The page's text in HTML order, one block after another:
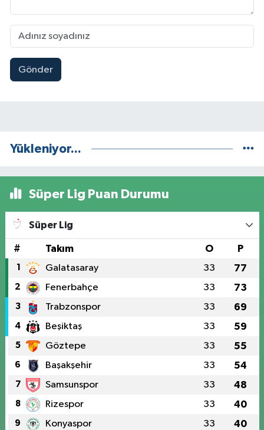
Gönder
Yükleniyor...
Süper Lig Puan Durumu
Süper Lig
# Takım O P
1 Galatasaray 33 77
2 Fenerbahçe 33 73
3 Trabzonspor 33 69
4 Beşiktaş 33 59
5 Göztepe 33 55
6 Başakşehir 33 54
7 Samsunspor 33 48
8 Rizespor 33 40
9 Konyaspor 33 40